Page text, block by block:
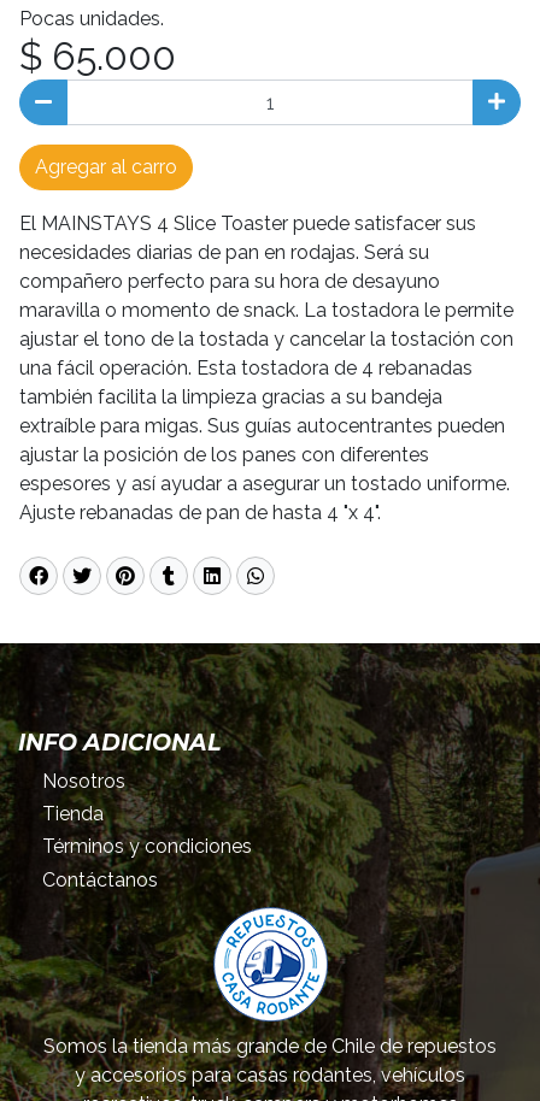
Pocas unidades.
$ 65.000
Agregar al carro
El MAINSTAYS 4 Slice Toaster puede satisfacer sus
necesidades diarias de pan en rodajas. Será su
compañero perfecto para su hora de desayuno
maravilla o momento de snack. La tostadora le permite
ajustar el tono de la tostada y cancelar la tostación con
una fácil operación. Esta tostadora de 4 rebanadas
también facilita la limpieza gracias a su bandeja
extraíble para migas. Sus guías autocentrantes pueden
ajustar la posición de los panes con diferentes
espesores y así ayudar a asegurar un tostado uniforme.
Ajuste rebanadas de pan de hasta 4 "x 4".
INFO ADICIONAL
Nosotros
Tienda
Términos y condiciones
Contáctanos
Somos la tienda más grande de Chile de repuestos
y accesorios para casas rodantes, vehículos